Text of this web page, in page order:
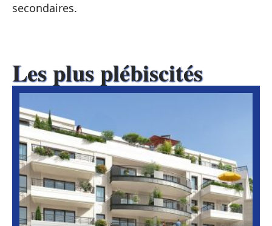
secondaires.
Les plus plébiscités